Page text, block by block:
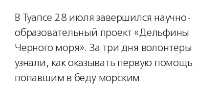
В Туапсе 28 июля завершился научно-
образовательный проект «Дельфины
Черного моря». За три дня волонтеры
узнали, как оказывать первую помощь
попавшим в беду морским